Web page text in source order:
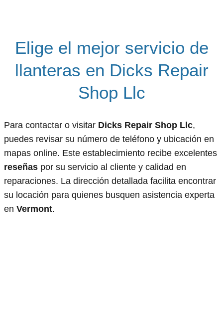
Elige el mejor servicio de
llanteras en Dicks Repair
Shop Llc
Para contactar o visitar Dicks Repair Shop Llc,
puedes revisar su número de teléfono y ubicación en
mapas online. Este establecimiento recibe excelentes
reseñas por su servicio al cliente y calidad en
reparaciones. La dirección detallada facilita encontrar
su locación para quienes busquen asistencia experta
en Vermont.